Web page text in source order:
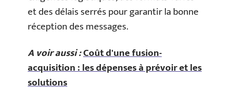
et des délais serrés pour garantir la bonne
réception des messages.
A voir aussi :Coût d'une fusion-
acquisition : les dépenses à prévoir et les
solutions